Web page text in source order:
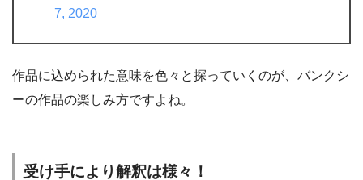
7, 2020
作品に込められた意味を色々と探っていくのが、バンクシ
ーの作品の楽しみ方ですよね。
受け手により解釈は様々！